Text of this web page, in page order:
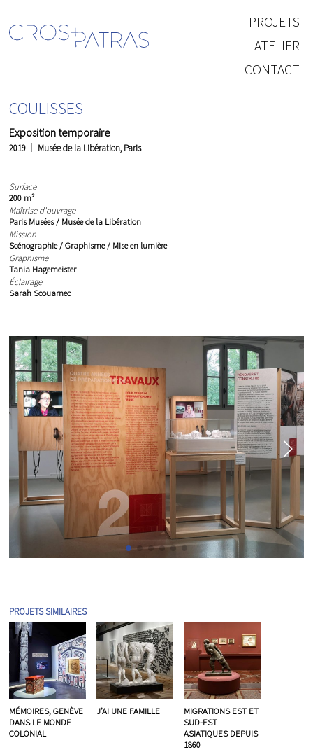
CONTACT
ATELIER
PROJETS
COULISSES
Exposition temporaire
2019 Musée de la Libération, Paris
Surface
200 m²
Maîtrise d'ouvrage
Paris Musées / Musée de la Libération
Mission
Scénographie / Graphisme / Mise en lumière
Graphisme
Tania Hagemeister
Éclairage
Sarah Scouarnec
PROJETS SIMILAIRES
MÉMOIRES, GENÈVE
DANS LE MONDE
COLONIAL
J’AI UNE FAMILLE
MIGRATIONS EST ET
SUD-EST
ASIATIQUES DEPUIS
1860